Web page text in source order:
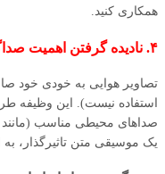
همکاری کنید.
۴. نادیده گرفتن اهمیت صداگذاری
تصاویر هوایی به خودی خود
استفاده نیست). این وظیفه
صداهای محیطی مناسب (مانند
یک موسیقی متن تاثیرگذار،